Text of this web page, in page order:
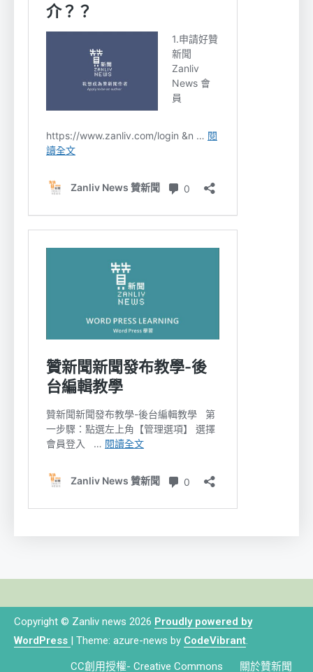
Copyright © Zanliv news 2026 Proudly powered by
WordPress | Theme: azure-news by CodeVibrant.
CC創用授權- Creative Commons 關於贊新聞